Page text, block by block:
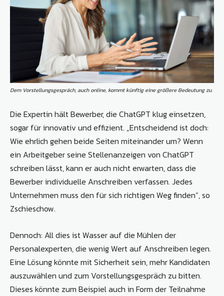
Dem Vorstellungsgespräch, auch online, kommt künftig eine größere Bedeutung zu.
Die Expertin hält Bewerber, die ChatGPT klug einsetzen,
sogar für innovativ und effizient. „Entscheidend ist doch:
Wie ehrlich gehen beide Seiten miteinander um? Wenn
ein Arbeitgeber seine Stellenanzeigen von ChatGPT
schreiben lässt, kann er auch nicht erwarten, dass die
Bewerber individuelle Anschreiben verfassen. Jedes
Unternehmen muss den für sich richtigen Weg finden“, so
Zschieschow.
Dennoch: All dies ist Wasser auf die Mühlen der
Personalexperten, die wenig Wert auf Anschreiben legen.
Eine Lösung könnte mit Sicherheit sein, mehr Kandidaten
auszuwählen und zum Vorstellungsgespräch zu bitten.
Dieses könnte zum Beispiel auch in Form der Teilnahme